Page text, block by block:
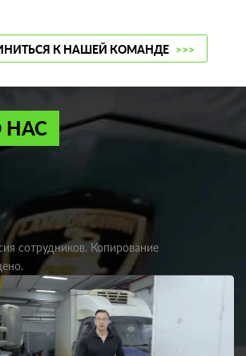
К НАШЕЙ КОМАНДЕ >>>
НАС
сотрудников. Копирование